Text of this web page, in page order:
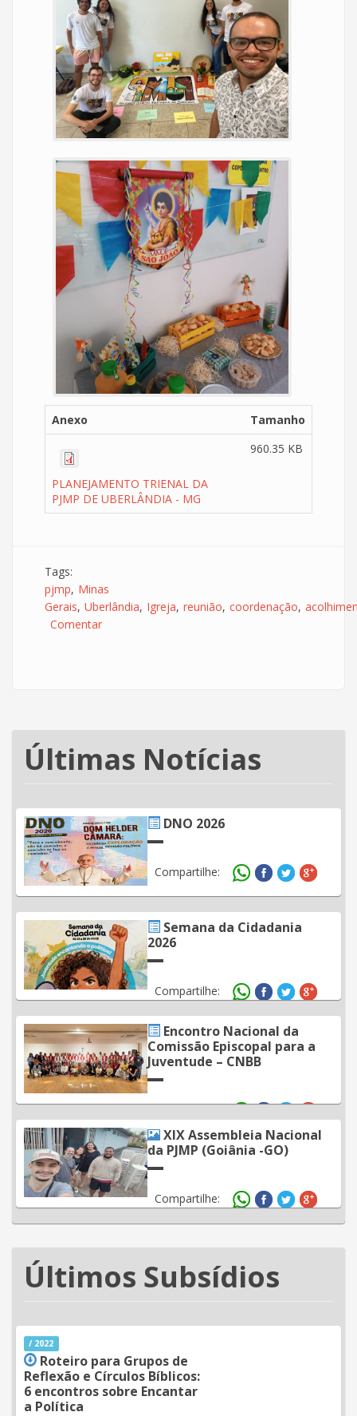
Anexo Tamanho
PLANEJAMENTO TRIENAL DA
PJMP DE UBERLÂNDIA - MG
960.35 KB
Tags:
pjmp Minas
Gerais Uberlândia Igreja reunião coordenação
Comentar
Últimas Notícias
DNO 2026
Compartilhe:
Semana da Cidadania
2026
Compartilhe:
Encontro Nacional da
Comissão Episcopal para a
Juventude – CNBB
Compartilhe:
XIX Assembleia Nacional
da PJMP (Goiânia -GO)
Compartilhe:
Últimos Subsídios
/ 2022
Roteiro para Grupos de
Reflexão e Círculos Bíblicos:
6 encontros sobre Encantar
a Política